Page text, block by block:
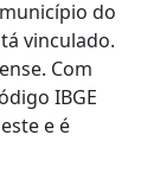
do
vinculado.
Com
IBGE
e é